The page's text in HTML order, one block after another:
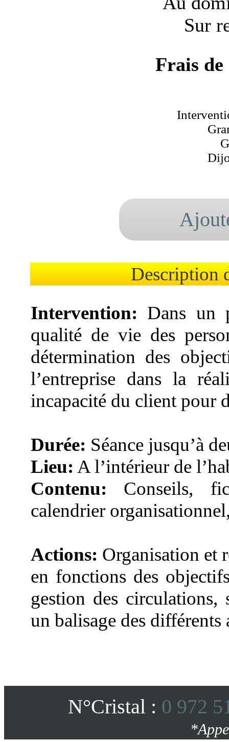
Sur
Frais de
Description
Intervention: Dans un
qualité de vie des
détermination des
l’entreprise dans la
incapacité du client pour
Durée: Séance jusqu’à
Lieu: A l’intérieur de
Contenu: Conseils,
calendrier
Actions: Organisation et
en fonctions des
gestion des
un balisage des différents
N°Cristal : 0 972